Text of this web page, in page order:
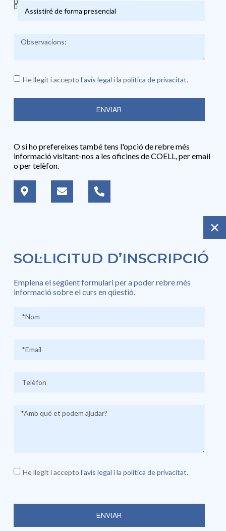
He llegit i accepto l'avís legal i la política de privacitat.
ENVIAR
O si ho prefereixes també tens l'opció de rebre més
informació visitant-nos a les oficines de COELL, per email
o per telèfon.
SOL·LICITUD D’INSCRIPCIÓ
Emplena el següent formulari per a poder rebre més
informació sobre el curs en qüestió.
He llegit i accepto l'avís legal i la política de privacitat.
ENVIAR